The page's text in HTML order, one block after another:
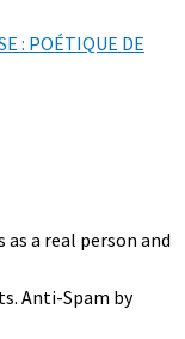
: POÉTIQUE DE
as a real person and
Anti-Spam by